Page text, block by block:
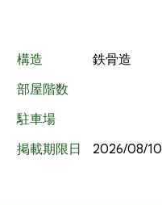
構造
鉄骨造
部屋階数
駐車場
掲載期限日 2026/08/10